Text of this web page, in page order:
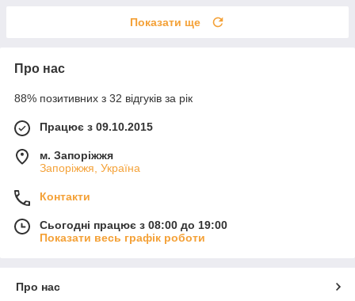
Показати ще
Про нас
88% позитивних з 32 відгуків за рік
Працює з 09.10.2015
м. Запоріжжя
Запоріжжя, Україна
Контакти
Сьогодні працює з 08:00 до 19:00
Показати весь графік роботи
Про нас